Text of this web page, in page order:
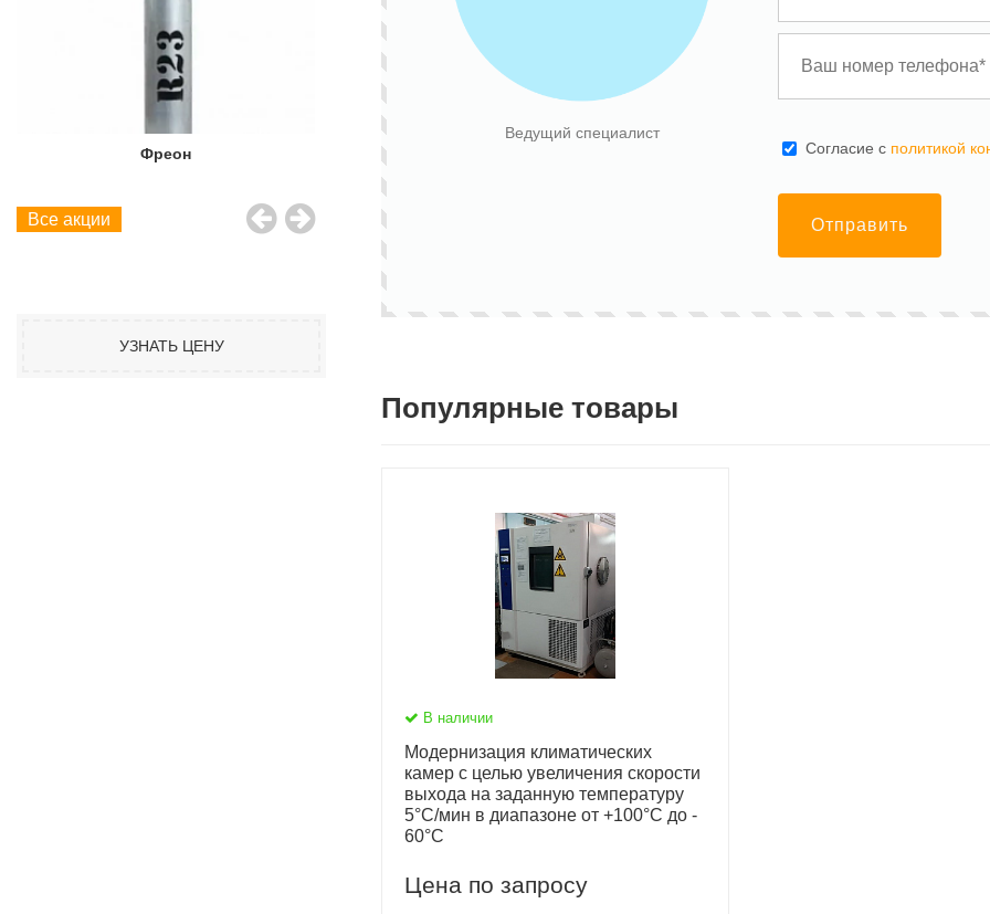
Фреон
При покупке камеры или чиллера
Все акции
УЗНАТЬ ЦЕНУ
Ведущий специалист
Cогласие с политикой
Отправить
Популярные товары
В наличии
Модернизация климатических
камер с целью увеличения скорости
выхода на заданную температуру
5°С/мин в диапазоне от +100°С до -
60°С
Цена по запросу